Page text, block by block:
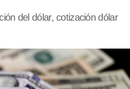
del dólar, cotización dólar